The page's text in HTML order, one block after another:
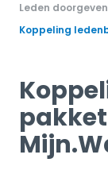
Leden
Koppeling